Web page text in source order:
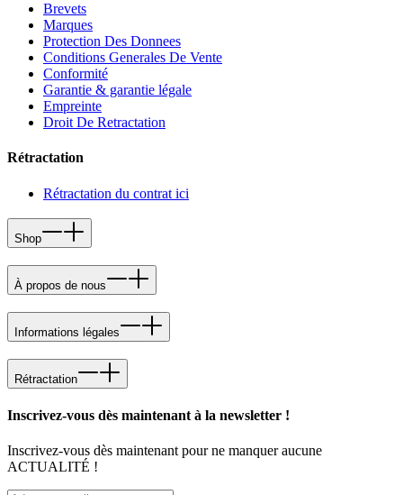
Brevets
Marques
Protection Des Donnees
Conditions Generales De Vente
Conformité
Garantie & garantie légale
Empreinte
Droit De Retractation
Rétractation
Rétractation du contrat ici
Shop
À propos de nous
Informations légales
Rétractation
Inscrivez-vous dès maintenant à la newsletter !
Inscrivez-vous dès maintenant pour ne manquer aucune
ACTUALITÉ !